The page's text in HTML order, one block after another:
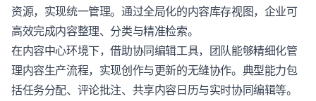
资源，实现统一管理。通过全局化的内容库存视图，企业可
高效完成内容整理、分类与精准检索。
在内容中心环境下，借助协同编辑工具，团队能够精细化管
理内容生产流程，实现创作与更新的无缝协作。典型能力包
括任务分配、评论批注、共享内容日历与实时协同编辑等。